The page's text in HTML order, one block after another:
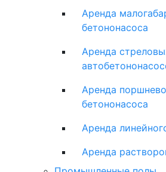
Аренда
бетононасоса
Аренда
Аренда
бетононасоса
Аренда
Аренда